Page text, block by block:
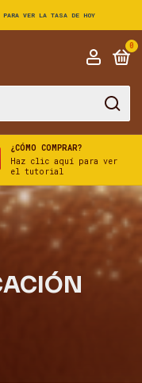
VER LA TASA DE HOY
0
¿CÓMO COMPRAR?
Haz clic aquí para ver
el tutorial